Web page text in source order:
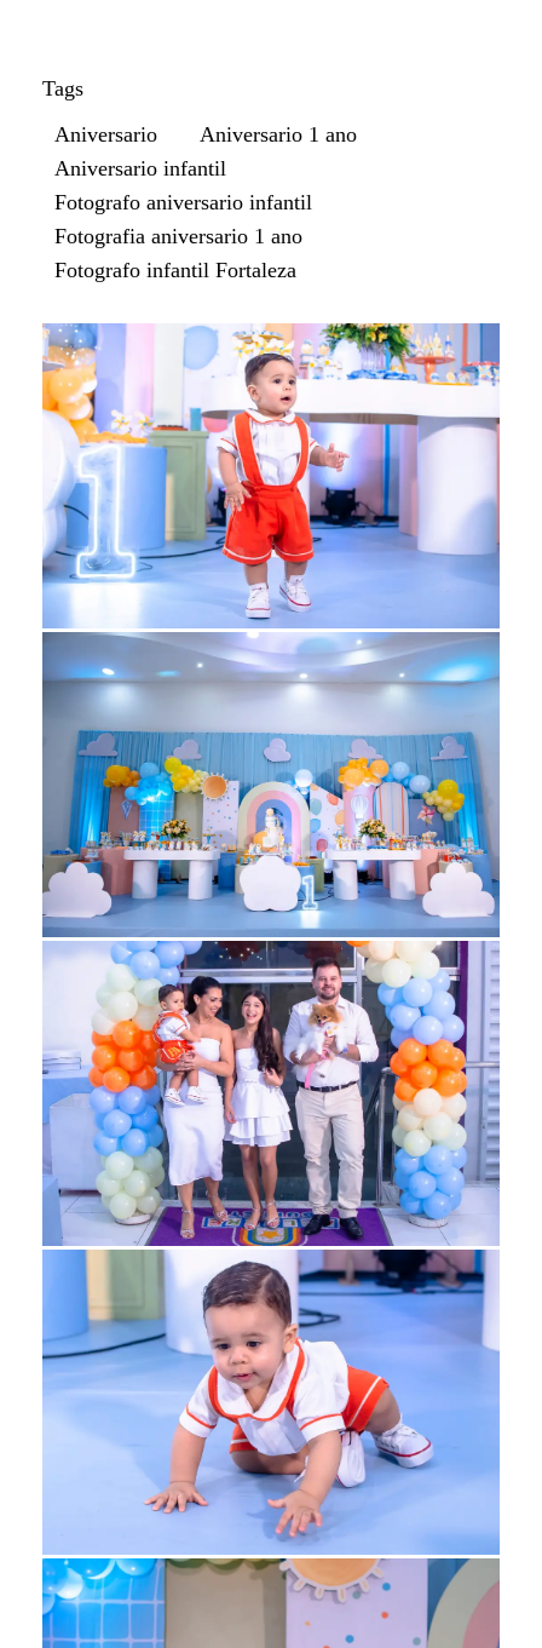
Tags
Aniversario
Aniversario 1 ano
Aniversario infantil
Fotografo aniversario infantil
Fotografia aniversario 1 ano
Fotografo infantil Fortaleza